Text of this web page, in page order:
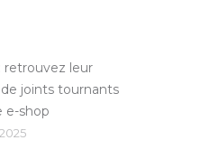
retrouvez leur
joints tournants
e-shop